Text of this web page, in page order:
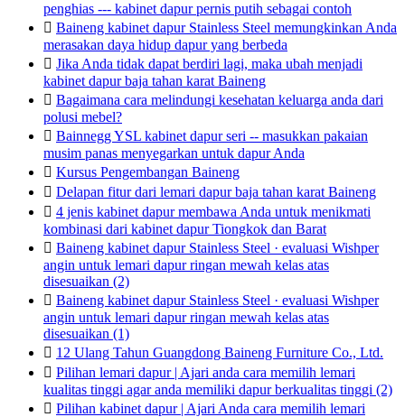
penghias --- kabinet dapur pernis putih sebagai contoh
 Baineng kabinet dapur Stainless Steel memungkinkan Anda
merasakan daya hidup dapur yang berbeda
 Jika Anda tidak dapat berdiri lagi, maka ubah menjadi
kabinet dapur baja tahan karat Baineng
 Bagaimana cara melindungi kesehatan keluarga anda dari
polusi mebel?
 Bainnegg YSL kabinet dapur seri -- masukkan pakaian
musim panas menyegarkan untuk dapur Anda
 Kursus Pengembangan Baineng
 Delapan fitur dari lemari dapur baja tahan karat Baineng
 4 jenis kabinet dapur membawa Anda untuk menikmati
kombinasi dari kabinet dapur Tiongkok dan Barat
 Baineng kabinet dapur Stainless Steel · evaluasi Wishper
angin untuk lemari dapur ringan mewah kelas atas
disesuaikan (2)
 Baineng kabinet dapur Stainless Steel · evaluasi Wishper
angin untuk lemari dapur ringan mewah kelas atas
disesuaikan (1)
 12 Ulang Tahun Guangdong Baineng Furniture Co., Ltd.
 Pilihan lemari dapur | Ajari anda cara memilih lemari
kualitas tinggi agar anda memiliki dapur berkualitas tinggi (2)
 Pilihan kabinet dapur | Ajari Anda cara memilih lemari